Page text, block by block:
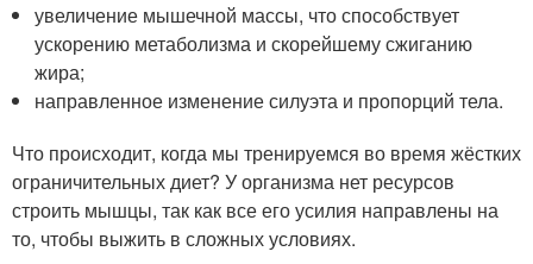
увеличение мышечной массы, что способствует
ускорению метаболизма и скорейшему сжиганию
жира;
направленное изменение силуэта и пропорций тела.
Что происходит, когда мы тренируемся во время жёстких
ограничительных диет? У организма нет ресурсов
строить мышцы, так как все его усилия направлены на
то, чтобы выжить в сложных условиях.